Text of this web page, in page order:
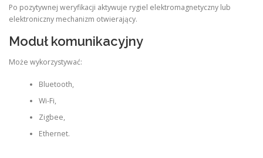
Po pozytywnej weryfikacji aktywuje rygiel elektromagnetyczny lub
elektroniczny mechanizm otwierający.
Moduł komunikacyjny
Może wykorzystywać:
Bluetooth,
Wi-Fi,
Zigbee,
Ethernet.